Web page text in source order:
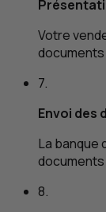
Votre
documents
7.
Envoi des
La banque
8.